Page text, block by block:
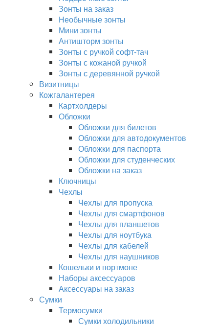
Зонты на заказ
Необычные зонты
Мини зонты
Антишторм зонты
Зонты с ручкой софт-тач
Зонты с кожаной ручкой
Зонты с деревянной ручкой
Визитницы
Кожгалантерея
Картхолдеры
Обложки
Обложки для билетов
Обложки для автодокументов
Обложки для паспорта
Обложки для студенческих
Обложки на заказ
Ключницы
Чехлы
Чехлы для пропуска
Чехлы для смартфонов
Чехлы для планшетов
Чехлы для ноутбука
Чехлы для кабелей
Чехлы для наушников
Кошельки и портмоне
Наборы аксессуаров
Аксессуары на заказ
Сумки
Термосумки
Сумки холодильники